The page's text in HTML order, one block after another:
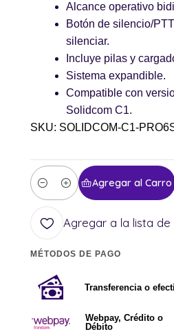
Alcance operativo
Botón de silencio/
silenciar.
Incluye pilas y
Sistema expandible.
Compatible con
Solidcom C1.
SKU: SOLIDCOM-C1-
Cantidad
Agregar al Carro
Agregar a la lista
MÉTODOS DE PAGO
Transferencia o
Webpay, Crédito o
Débito